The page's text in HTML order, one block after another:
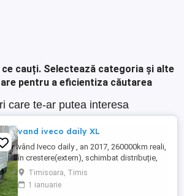
ce cauți. Selectează categoria și alte
pentru a eficientiza căutarea
care te-ar putea interesa
vand iveco daily XL
vând Iveco daily , an 2017, 260000km reali,
în crestere(extern), schimbat distribuție,
ambreiaj,discuri frâna plăcuțe , revizie
completă ,stare f. bună ,140 Cp, climă
funcțională senzori parcare ,import
Timisoara, Timis
1 ianuarie